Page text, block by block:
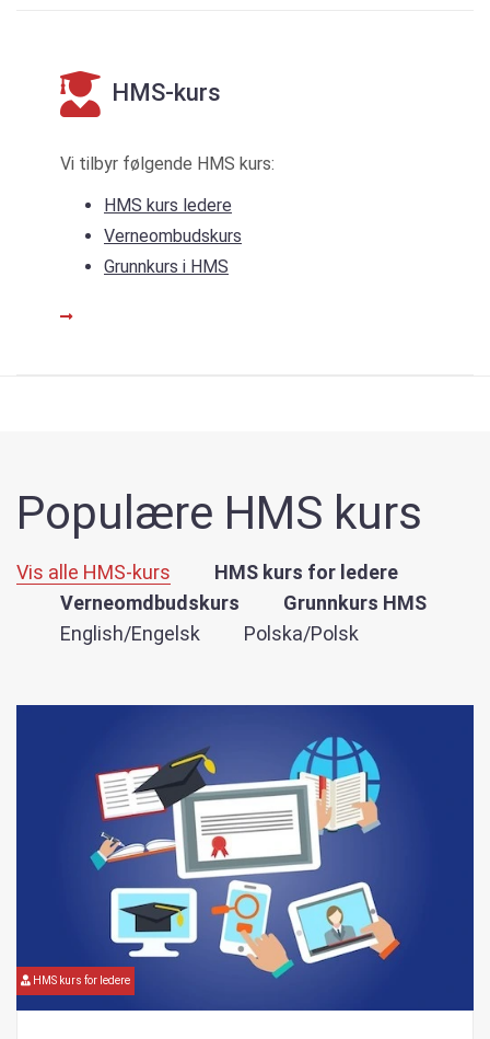
HMS-kurs
Vi tilbyr følgende HMS kurs:
HMS kurs ledere
Verneombudskurs
Grunnkurs i HMS
LES MER
Populære HMS kurs
Vis alle HMS-kurs
HMS kurs for ledere
Verneomdbudskurs
Grunnkurs HMS
English/Engelsk
Polska/Polsk
HMS kurs for ledere